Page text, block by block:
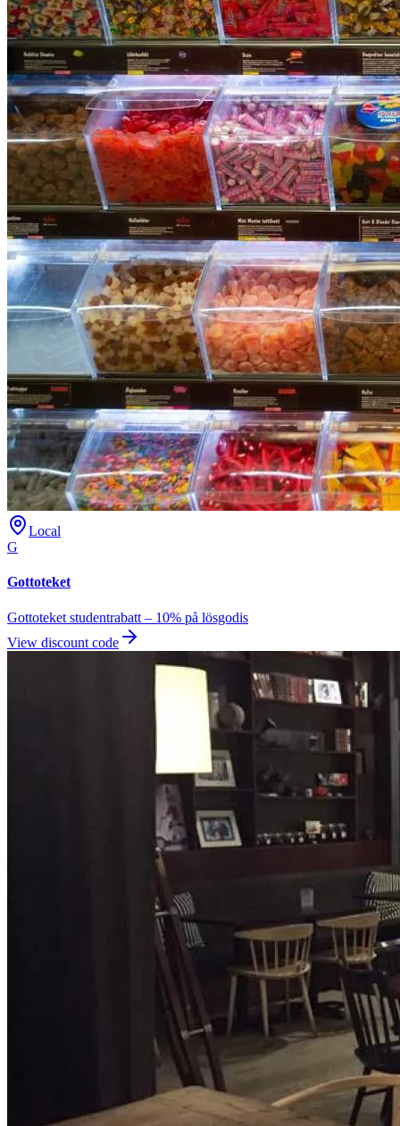
Local
G
Gottoteket
Gottoteket studentrabatt – 10% på lösgodis
View discount code